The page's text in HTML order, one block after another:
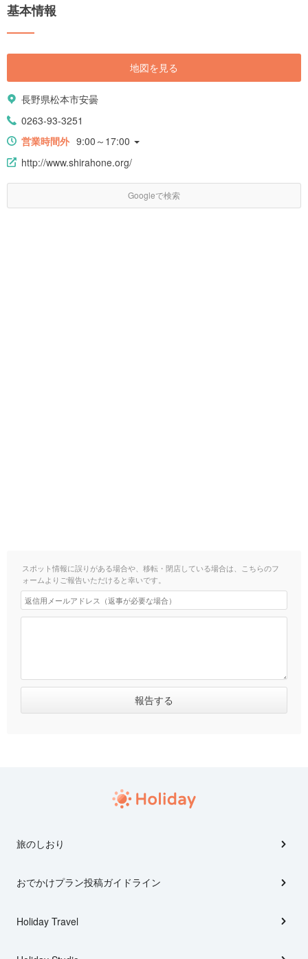
基本情報
地図を見る
長野県松本市安曇
0263-93-3251
営業時間外 9:00～17:00
http://www.shirahone.org/
Googleで検索
スポット情報に誤りがある場合や、移転・閉店している場合は、こちらのフ
ォームよりご報告いただけると幸いです。
旅のしおり
おでかけプラン投稿ガイドライン
Holiday Travel